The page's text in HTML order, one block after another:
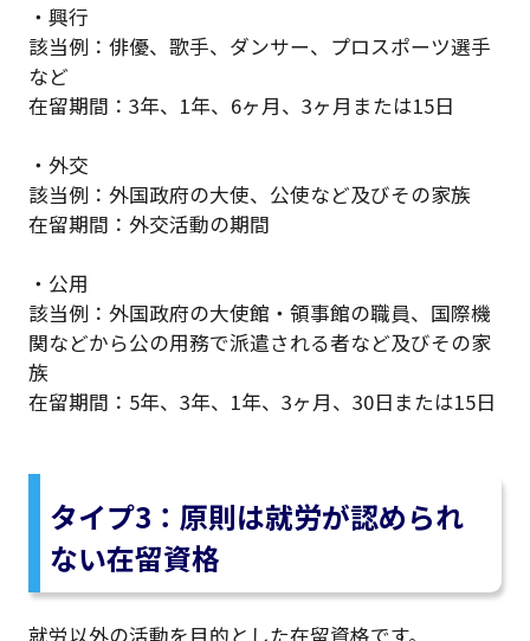
・興行
該当例：俳優、歌手、ダンサー、プロスポーツ選手
など
在留期間：3年、1年、6ヶ月、3ヶ月または15日
・外交
該当例：外国政府の大使、公使など及びその家族
在留期間：外交活動の期間
・公用
該当例：外国政府の大使館・領事館の職員、国際機
関などから公の用務で派遣される者など及びその家
族
在留期間：5年、3年、1年、3ヶ月、30日または15日
タイプ3：原則は就労が認められ
ない在留資格
就労以外の活動を目的とした在留資格です。